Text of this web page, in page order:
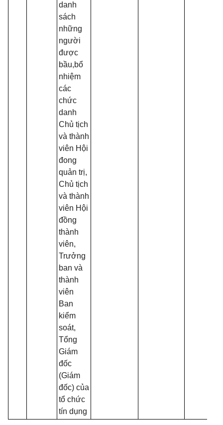
danh
sách
những
người
được
bầu,bổ
nhiệm
các
chức
danh
Chủ tịch
và thành
viên Hội
đong
quản trị,
Chủ tịch
và thành
viên Hội
đồng
thành
viên,
Trưởng
ban và
thành
viên
Ban
kiểm
soát,
Tổng
Giám
đốc
(Giám
đốc) của
tổ chức
tín dụng